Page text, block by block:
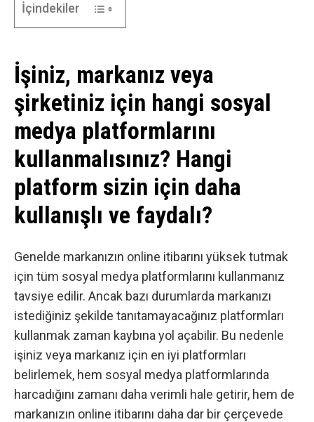
İçindekiler
İşiniz, markanız veya
şirketiniz için hangi sosyal
medya platformlarını
kullanmalısınız? Hangi
platform sizin için daha
kullanışlı ve faydalı?
Genelde markanızın online itibarını yüksek tutmak
için tüm sosyal medya platformlarını kullanmanız
tavsiye edilir. Ancak bazı durumlarda markanızı
istediğiniz şekilde tanıtamayacağınız platformları
kullanmak zaman kaybına yol açabilir. Bu nedenle
işiniz veya markanız için en iyi platformları
belirlemek, hem sosyal medya platformlarında
harcadığını zamanı daha verimli hale getirir, hem de
markanızın online itibarını daha dar bir çerçevede